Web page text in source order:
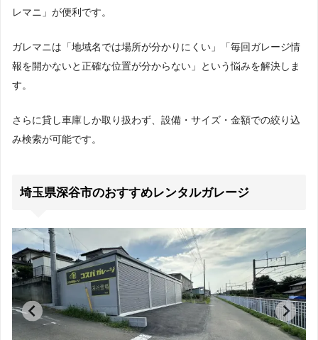
レマニ」が便利です。
ガレマニは「地域名では場所が分かりにくい」「毎回ガレージ情
報を開かないと正確な位置が分からない」という悩みを解決しま
す。
さらに貸し車庫しか取り扱わず、設備・サイズ・金額での絞り込
み検索が可能です。
埼玉県深谷市のおすすめレンタルガレージ